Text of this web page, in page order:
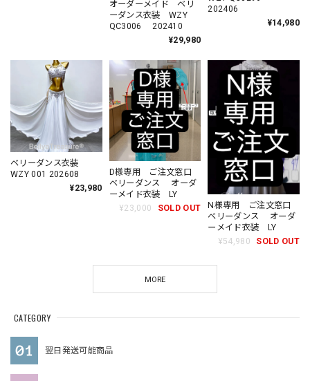
CATEGORY
翌日発送可能商品
オーダーメイド ベリ
ーダンス衣装 WZY
QC3006 202410
¥29,980
202406
¥14,980
ベリーダンス衣装
WZY 001 202608
¥23,980
D様専用 ご注文窓口
ベリーダンス オーダ
ーメイド衣装 LY
¥23,000
SOLD OUT
N様専用 ご注文窓口
ベリーダンス オーダ
ーメイド衣装 LY
¥54,980
SOLD OUT
MORE